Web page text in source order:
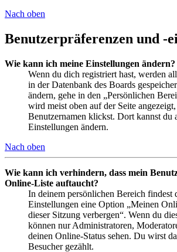
Nach oben
Benutzerpräferenzen und -
Wie kann ich meine Einstellungen ändern?
Wenn du dich registriert hast, werden
in der Datenbank des Boards
ändern, gehe in den „Persönlichen
wird meist oben auf der Seite
Benutzernamen klickst. Dort kannst du
Einstellungen ändern.
Nach oben
Wie kann ich verhindern, dass mein
Online-Liste auftaucht?
In deinem persönlichen Bereich findest
Einstellungen eine Option „Meinen
dieser Sitzung verbergen“. Wenn du
können nur Administratoren,
deinen Online-Status sehen. Du wirst
Besucher gezählt.